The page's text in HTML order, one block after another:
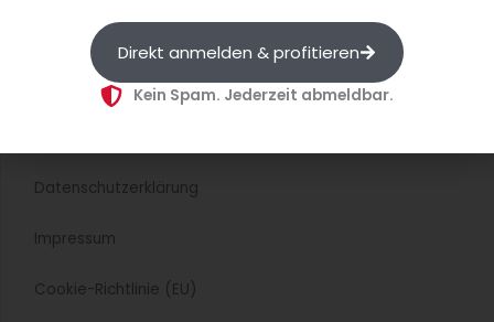
Kontakt
Datenschutzerklärung
Impressum
Cookie-Richtlinie (EU)
Direkt anmelden & profitieren
Kein Spam. Jederzeit abmeldbar.